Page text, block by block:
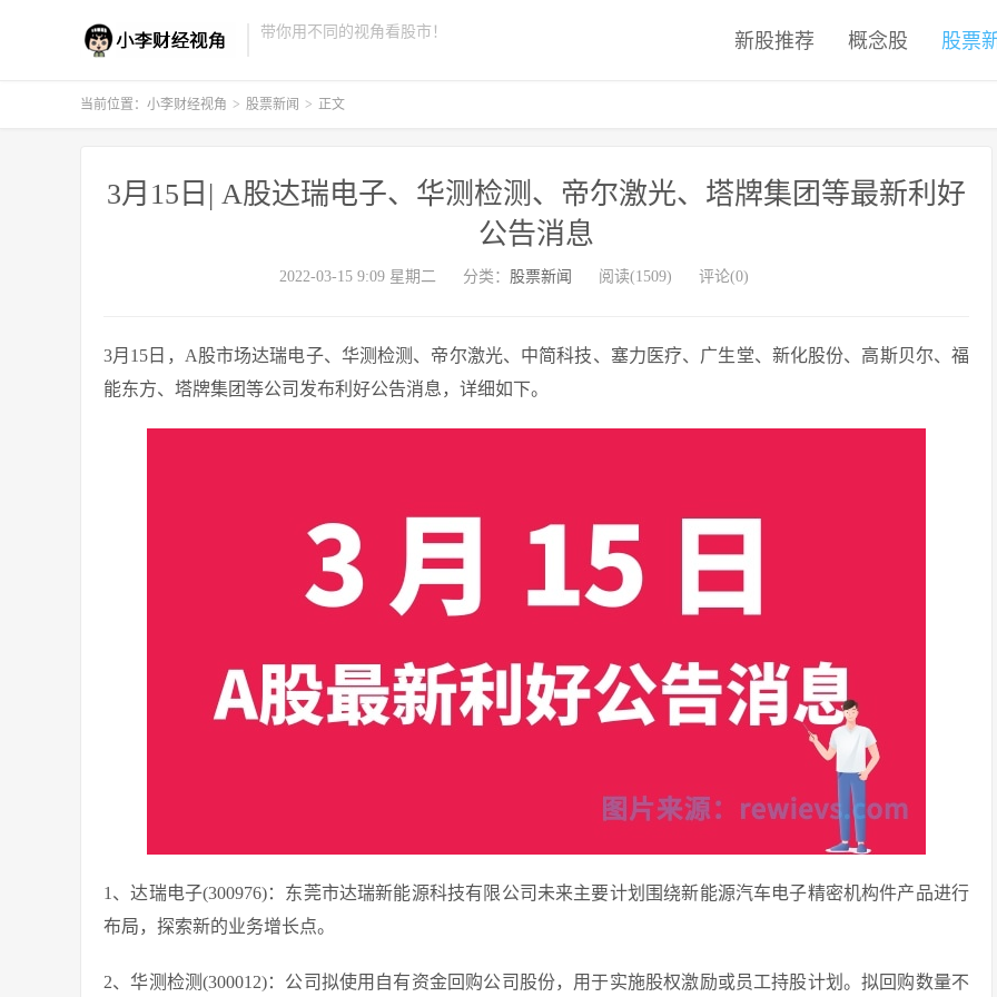
带你用不同的视角看股市！ 新股推荐 概念股 股票
当前位置： 小李财经视角 > 股票新闻 > 正文
3月15日| A股达瑞电子、华测检测、帝尔激光、塔牌集团等最新利好
公告消息
2022-03-15 9:09 星期二 分类： 股票新闻 阅读(1509) 评论(0)
3月15日，A股市场达瑞电子、华测检测、帝尔激光、中简科技、塞力医疗、广生堂、新化股份、高斯贝尔、福
能东方、塔牌集团等公司发布利好公告消息，详细如下。
1、达瑞电子(300976)：东莞市达瑞新能源科技有限公司未来主要计划围绕新能源汽车电子精密机构件产品进行
布局，探索新的业务增长点。
2、华测检测(300012)：公司拟使用自有资金回购公司股份，用于实施股权激励或员工持股计划。拟回购数量不